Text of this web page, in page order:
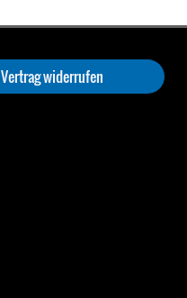
Vertrag widerrufen